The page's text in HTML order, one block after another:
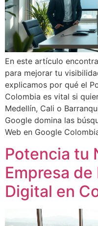
En este artículo
para mejorar tu
explicamos por qué el
Colombia es vital si
Medellín, Cali o
Google domina las
Web en Google
Potencia tu
Empresa
Digital en